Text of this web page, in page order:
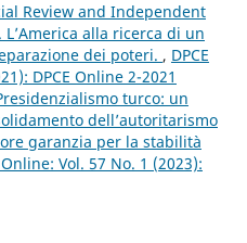
Review and Independent
alla ricerca di un
dei poteri. , DPCE
DPCE Online 2-2021
turco: un
dell’autoritarismo
garanzia per la stabilità
Online: Vol. 57 No. 1 (2023):